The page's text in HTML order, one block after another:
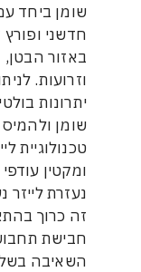
ביחד עם
ופורץ דרך
הבטן,
לניתוח של
בולטים.
ולהמיס אותם.
לייזר
עודפי עור
לייזר נערך
כרוך בהתאוששות
תחבושת
בשלבי